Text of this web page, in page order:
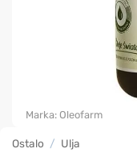
Ostalo / Ulja
Marka: Oleofarm